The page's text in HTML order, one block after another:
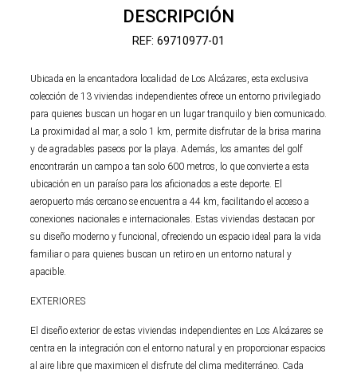
DESCRIPCIÓN
REF: 69710977-01
Ubicada en la encantadora localidad de Los Alcázares, esta exclusiva
colección de 13 viviendas independientes ofrece un entorno privilegiado
para quienes buscan un hogar en un lugar tranquilo y bien comunicado.
La proximidad al mar, a solo 1 km, permite disfrutar de la brisa marina
y de agradables paseos por la playa. Además, los amantes del golf
encontrarán un campo a tan solo 600 metros, lo que convierte a esta
ubicación en un paraíso para los aficionados a este deporte. El
aeropuerto más cercano se encuentra a 44 km, facilitando el acceso a
conexiones nacionales e internacionales. Estas viviendas destacan por
su diseño moderno y funcional, ofreciendo un espacio ideal para la vida
familiar o para quienes buscan un retiro en un entorno natural y
apacible.
EXTERIORES
El diseño exterior de estas viviendas independientes en Los Alcázares se
centra en la integración con el entorno natural y en proporcionar espacios
al aire libre que maximicen el disfrute del clima mediterráneo. Cada